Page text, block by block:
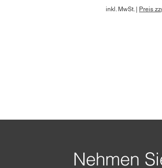
inkl. MwSt. | Preis
Nehmen